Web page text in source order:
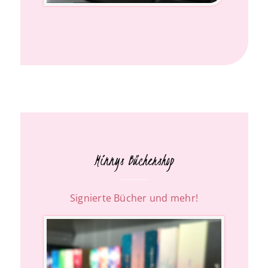
Minnys Büchershop
Signierte Bücher und mehr!